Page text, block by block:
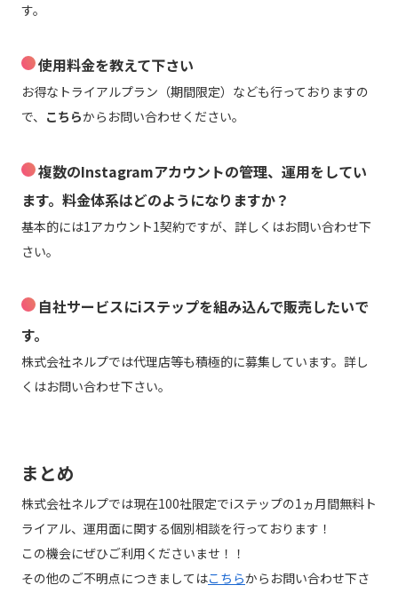
す。
使用料金を教えて下さい
お得なトライアルプラン（期間限定）なども行っておりますの
で、 こちらからお問い合わせください。
複数のInstagramアカウントの管理、運用をしてい
ます。料金体系はどのようになりますか？
基本的には1アカウント1契約ですが、詳しくはお問い合わせ下
さい。
自社サービスにiステップを組み込んで販売したいで
す。
株式会社ネルプでは代理店等も積極的に募集しています。詳し
くはお問い合わせ下さい。
まとめ
株式会社ネルプでは現在100社限定でiステップの1ヵ月間無料ト
ライアル、運用面に関する個別相談を行っております！
この機会にぜひご利用くださいませ！！
その他のご不明点につきましてはこちらからお問い合わせ下さ